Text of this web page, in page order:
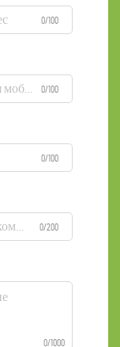
0/100
0/100
0/100
0/200
0/1000